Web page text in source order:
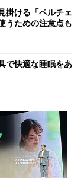
掛ける「ペルチェ
うための注意点も
で快適な睡眠をあ